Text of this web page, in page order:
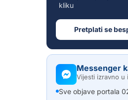
kliku
Pretplati se
Messenger
Vijesti izravno u
Sve objave portala